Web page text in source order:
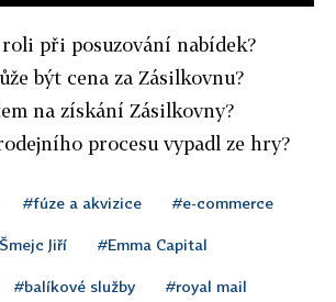
při posuzování nabídek?
být cena za Zásilkovnu?
na získání Zásilkovny?
procesu vypadl ze hry?
#fúze a akvizice #e-commerce
Jiří #Emma Capital
#balíkové služby #royal mail